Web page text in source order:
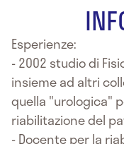
Esperienze:
- 2002 studio di
insieme ad altri
quella "urologica"
riabilitazione del
- Docente per la